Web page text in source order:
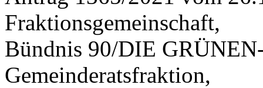
Fraktionsgemeinschaft,
Bündnis 90/DIE
Gemeinderatsfraktion,